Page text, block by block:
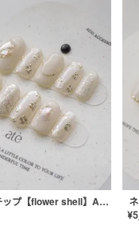
ネイルチップ【flower shell】AE-CONA-03
¥